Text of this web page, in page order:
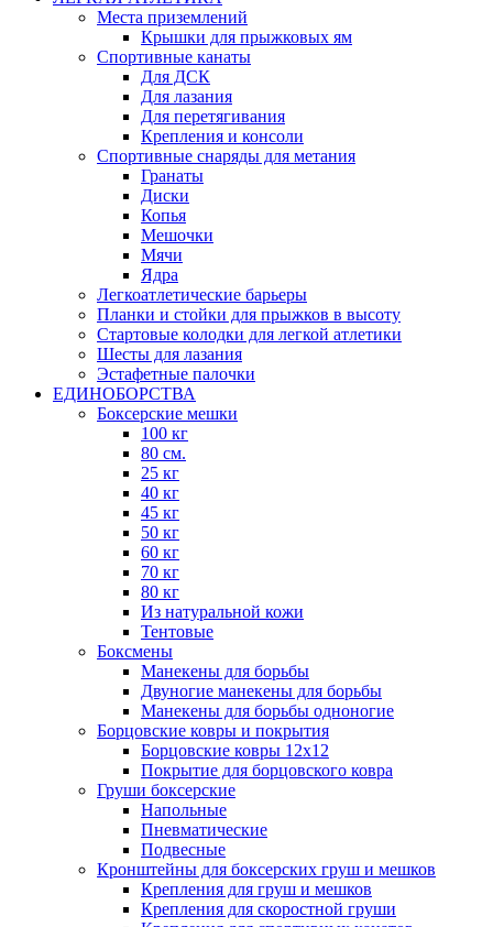
Места приземлений
Крышки для прыжковых ям
Спортивные канаты
Для ДСК
Для лазания
Для перетягивания
Крепления и консоли
Спортивные снаряды для метания
Гранаты
Диски
Копья
Мешочки
Мячи
Ядра
Легкоатлетические барьеры
Планки и стойки для прыжков в высоту
Стартовые колодки для легкой атлетики
Шесты для лазания
Эстафетные палочки
ЕДИНОБОРСТВА
Боксерские мешки
100 кг
80 см.
25 кг
40 кг
45 кг
50 кг
60 кг
70 кг
80 кг
Из натуральной кожи
Тентовые
Боксмены
Манекены для борьбы
Двуногие манекены для борьбы
Манекены для борьбы одноногие
Борцовские ковры и покрытия
Борцовские ковры 12х12
Покрытие для борцовского ковра
Груши боксерские
Напольные
Пневматические
Подвесные
Кронштейны для боксерских груш и мешков
Крепления для груш и мешков
Крепления для скоростной груши